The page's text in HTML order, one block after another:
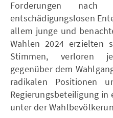
Forderungen nach
entschädigungslosen
allem junge und
Wahlen 2024 erzielten
Stimmen, verloren
gegenüber dem
radikalen Positionen
Regierungsbeteiligung in
unter der